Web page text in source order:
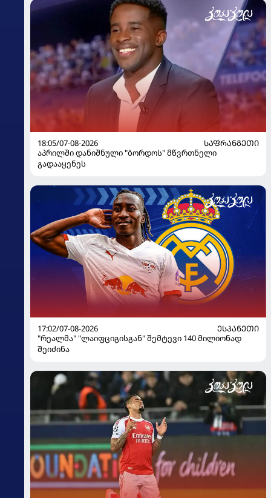
18:05/07-08-2026
ᲡᲐᲤᲠᲐᲜᲒᲔᲗᲘ
აპრილში დანიშნული "ბორდოს" მწვრთნელი
გადააყენეს
17:02/07-08-2026
ᲔᲡᲞᲐᲜᲔᲗᲘ
"რეალმა" "ლაიფციგისგან" შემტევი 140 მილიონად
შეიძინა